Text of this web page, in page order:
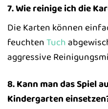
7. Wie reinige ich die
Die Karten können
feuchtenTuch
aggressive
8. Kann man das Spiel
Kindergarten